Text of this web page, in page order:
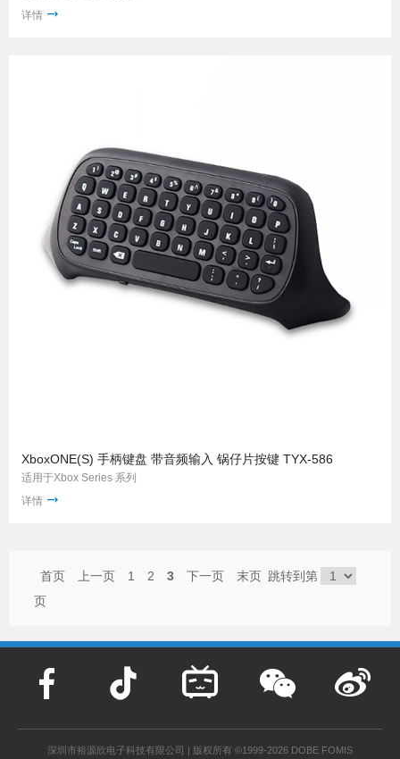
详情
XboxONE(S) 手柄键盘 带音频输入 锅仔片按键 TYX-586
适用于Xbox Series 系列
详情
首页 上一页 1 2 3 下一页 末页 跳转到第
页
深圳市裕源欣电子科技有限公司 | 版权所有 ©1999-2026 DOBE FOMIS